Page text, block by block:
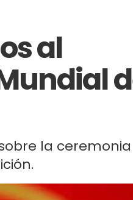
al
la ceremonia